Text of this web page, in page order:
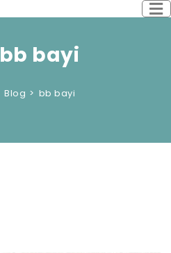
bb bayi
Blog bb bayi